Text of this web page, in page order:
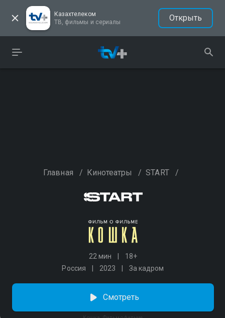
Казахтелеком
ТВ, фильмы и сериалы
Открыть
Главная / Кинотеатры / START /
22 мин
18+
Россия
2023 За кадром
Смотреть